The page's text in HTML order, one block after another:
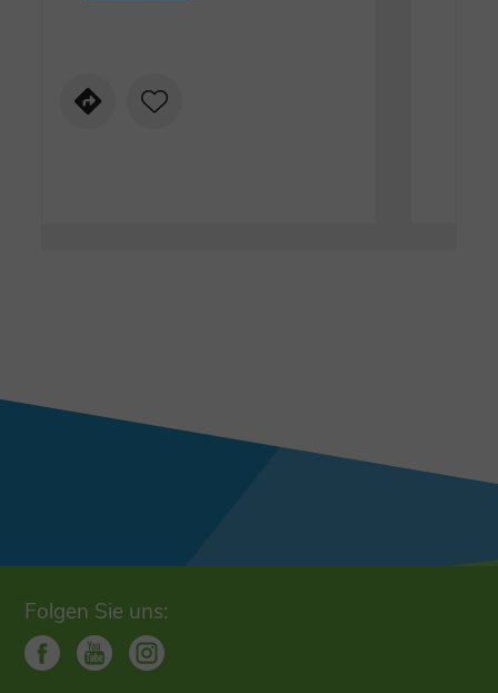
Folgen Sie uns: